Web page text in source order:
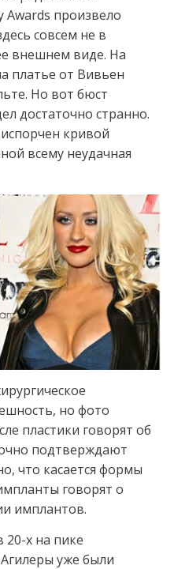
Awards произвело
совсем не в
внешнем виде. На
платье от Вивьен
Но вот бюст
достаточно странно.
кривой
всему неудачная
но фото
пластики говорят об
подтверждают
что касается формы
говорят о
имплантов.
х на пике
уже были